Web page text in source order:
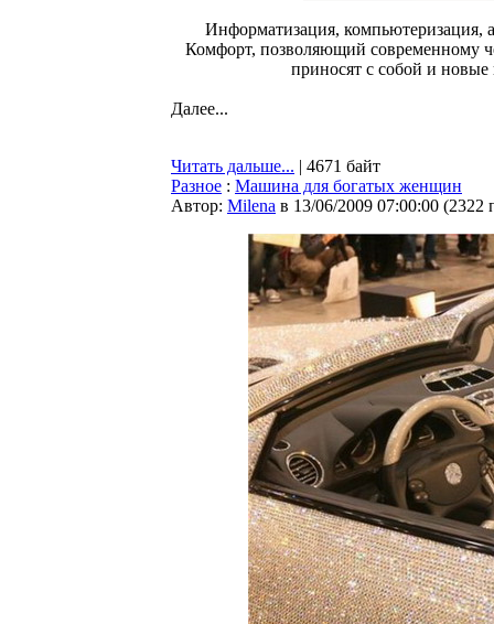
Информатизация, компьютеризация,
Комфорт, позволяющий современному
приносят с собой и
Далее...
Читать дальше... | 4671 байт
Разное : Машина для богатых женщин
Автор: Milena в 13/06/2009 07:00:00 (2322